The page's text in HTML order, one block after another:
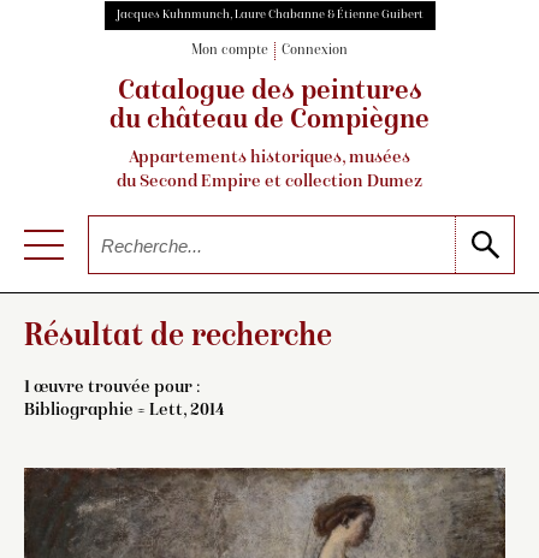
Jacques Kuhnmunch, Laure Chabanne & Étienne Guibert
Mon compte Connexion
Catalogue des peintures
du château de Compiègne
Appartements historiques, musées
du Second Empire et collection Dumez
Résultat de recherche
1 œuvre trouvée pour :
Bibliographie = Lett, 2014